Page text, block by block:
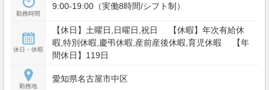
勤務時間
9:00-19:00（実働8時間/シフト制）
休日・休暇
【休日】土曜日,日曜日,祝日 【休暇】年次有給休
暇,特別休暇,慶弔休暇,産前産後休暇,育児休暇 【年
間休日】119日
勤務地
愛知県名古屋市中区